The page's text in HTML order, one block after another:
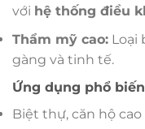
với hệ thống điều
Thẩm mỹ cao: Loại
gàng và tinh tế.
Ứng dụng phổ
Biệt thự, căn hộ cao